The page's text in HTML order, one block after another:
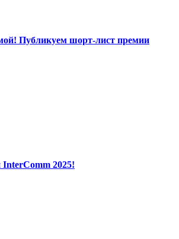
Публикуем шорт-лист премии
2025!